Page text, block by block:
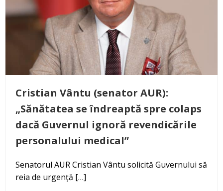
Cristian Vântu (senator AUR):
„Sănătatea se îndreaptă spre colaps
dacă Guvernul ignoră revendicările
personalului medical”
Senatorul AUR Cristian Vântu solicită Guvernului să
reia de urgență […]